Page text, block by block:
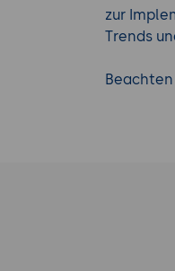
zur
Trends